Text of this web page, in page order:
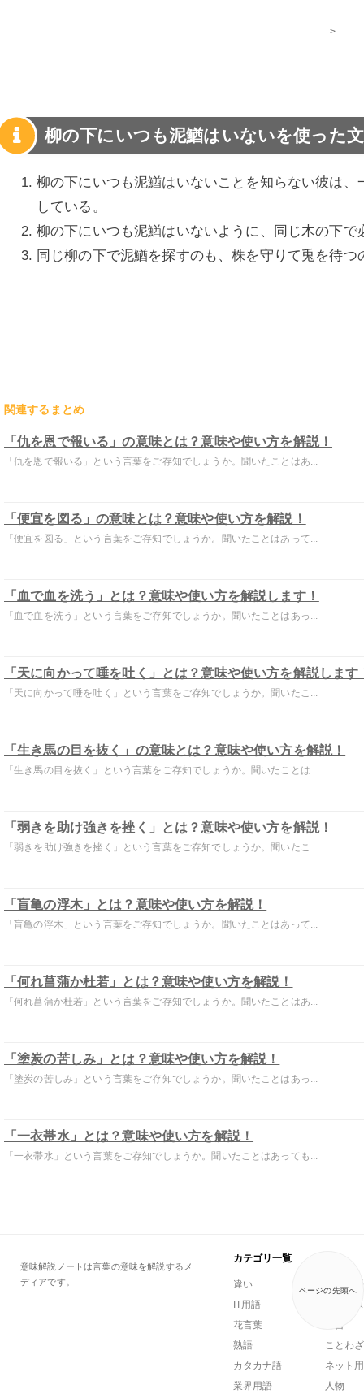
>
柳の下にいつも泥鰌はいないを使った
柳の下にいつも泥鰌はいないことを知らない彼は
している。
柳の下にいつも泥鰌はいないように、同じ木の下
同じ柳の下で泥鰌を探すのも、株を守りて兎を待
関連するまとめ
「仇を恩で報いる」の意味とは？意味や使い方を解説！
「仇を恩で報いる」という言葉をご存知でしょうか。聞いたことはあ...
「便宜を図る」の意味とは？意味や使い方を解説！
「便宜を図る」という言葉をご存知でしょうか。聞いたことはあって...
「血で血を洗う」とは？意味や使い方を解説します！
「血で血を洗う」という言葉をご存知でしょうか。聞いたことはあっ...
「天に向かって唾を吐く」とは？意味や使い方を解説します
「天に向かって唾を吐く」という言葉をご存知でしょうか。聞いたこ...
「生き馬の目を抜く」の意味とは？意味や使い方を解説！
「生き馬の目を抜く」という言葉をご存知でしょうか。聞いたことは...
「弱きを助け強きを挫く」とは？意味や使い方を解説！
「弱きを助け強きを挫く」という言葉をご存知でしょうか。聞いたこ...
「盲亀の浮木」とは？意味や使い方を解説！
「盲亀の浮木」という言葉をご存知でしょうか。聞いたことはあって...
「何れ菖蒲か杜若」とは？意味や使い方を解説！
「何れ菖蒲か杜若」という言葉をご存知でしょうか。聞いたことはあ...
「塗炭の苦しみ」とは？意味や使い方を解説！
「塗炭の苦しみ」という言葉をご存知でしょうか。聞いたことはあっ...
「一衣帯水」とは？意味や使い方を解説！
「一衣帯水」という言葉をご存知でしょうか。聞いたことはあっても...
ページの先頭へ
意味解説ノートは言葉の意味を解説するメ
ディアです。
カテゴリ一覧
違い
一般用語
IT用語
ビジネ
花言葉
方言
熟語
ことわ
カタカナ語
ネット
業界用語
人物